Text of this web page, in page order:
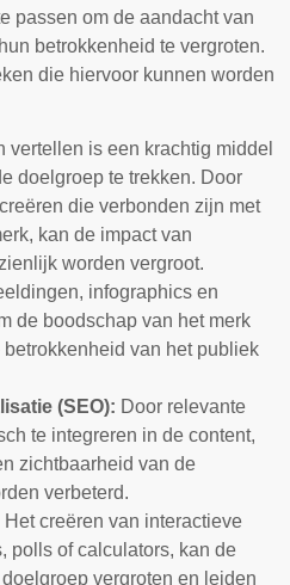
passen om de aandacht van
betrokkenheid te vergroten.
die hiervoor kunnen worden
vertellen is een krachtig middel
doelgroep te trekken. Door
die verbonden zijn met
kan de impact van
worden vergroot.
infographics en
de boodschap van het merk
van het publiek
(SEO): Door relevante
te integreren in de content,
zichtbaarheid van de
verbeterd.
Het creëren van interactieve
polls of calculators, kan de
vergroten en leiden